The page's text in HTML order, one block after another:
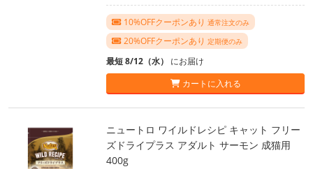
10%OFFクーポンあり 通常注文のみ
20%OFFクーポンあり 定期便のみ
最短 8/12（水） にお届け
カートに入れる
ニュートロ ワイルドレシピ キャット フリー
ズドライプラス アダルト サーモン 成猫用
400g